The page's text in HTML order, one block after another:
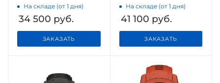
На складе (от 1 дня)
34 500 руб.
ЗАКАЗАТЬ
На складе (от 1 дня)
41 100 руб.
ЗАКАЗАТЬ